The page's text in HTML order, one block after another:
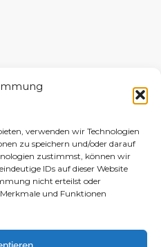
verwenden wir Technologien
zu speichern und/oder darauf
zustimmst, können wir
IDs auf dieser Website
nicht erteilst oder
und Funktionen